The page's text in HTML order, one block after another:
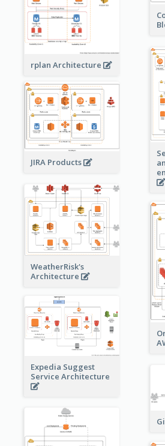
rplan Architecture
JIRA Products
WeatherRisk's
Architecture
Expedia Suggest
Service Architecture